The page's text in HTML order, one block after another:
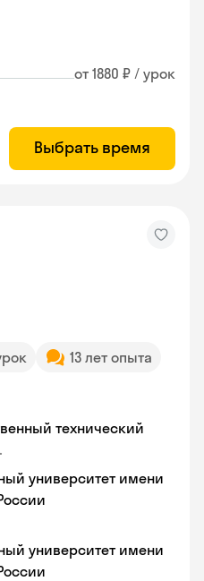
от 1880 ₽ / урок
Выбрать время
13 лет опыта
технический
университет имени
университет имени